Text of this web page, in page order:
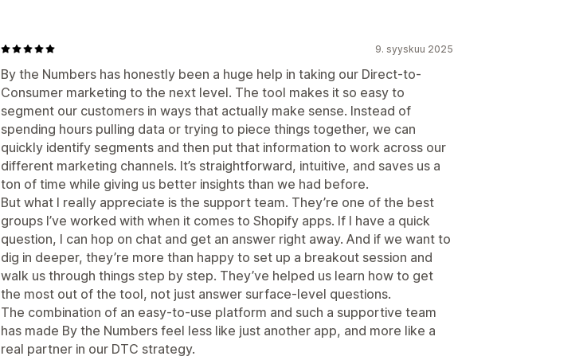
9. syyskuu 2025
By the Numbers has honestly been a huge help in taking our Direct-to-
Consumer marketing to the next level. The tool makes it so easy to
segment our customers in ways that actually make sense. Instead of
spending hours pulling data or trying to piece things together, we can
quickly identify segments and then put that information to work across our
different marketing channels. It’s straightforward, intuitive, and saves us a
ton of time while giving us better insights than we had before.
But what I really appreciate is the support team. They’re one of the best
groups I’ve worked with when it comes to Shopify apps. If I have a quick
question, I can hop on chat and get an answer right away. And if we want to
dig in deeper, they’re more than happy to set up a breakout session and
walk us through things step by step. They’ve helped us learn how to get
the most out of the tool, not just answer surface-level questions.
The combination of an easy-to-use platform and such a supportive team
has made By the Numbers feel less like just another app, and more like a
real partner in our DTC strategy.